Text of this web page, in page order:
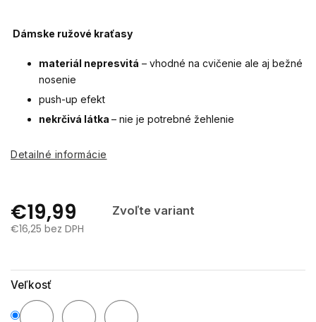
€19,99
Zvoľte variant
€16,25 bez DPH
Veľkosť
Dámske ružové kraťasy
materiál nepresvitá – vhodné na cvičenie ale aj bežné
nosenie
push-up efekt
nekrčivá látka – nie je potrebné žehlenie
Detailné informácie